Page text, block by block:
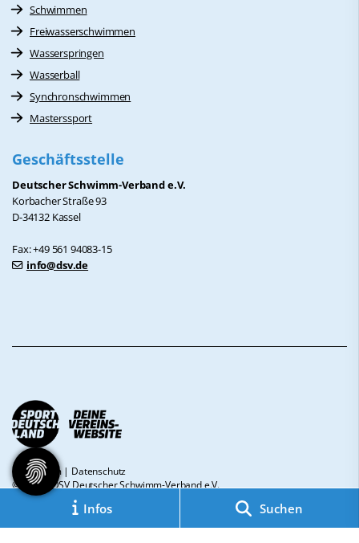
Infos Suchen
Schwimmen
Freiwasserschwimmen
Wasserspringen
Wasserball
Synchronschwimmen
Masterssport
Geschäftsstelle
Deutscher Schwimm-Verband e.V.
Korbacher Straße 93
D-34132 Kassel
Fax: +49 561 94083-15
info@dsv.de
Impressum| Datenschutz
© 2026 - DSV Deutscher Schwimm-Verband e.V.
Diese Website ist gefördert durch das Projekt
„Sportdeutschland – Deine